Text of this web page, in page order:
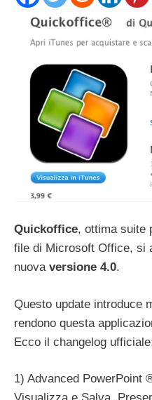
Quickoffice, ottima suite
file di Microsoft Office, si
nuova versione 4.0.
Questo update introduce
rendono questa
Ecco il changelog
1) Advanced PowerPoint